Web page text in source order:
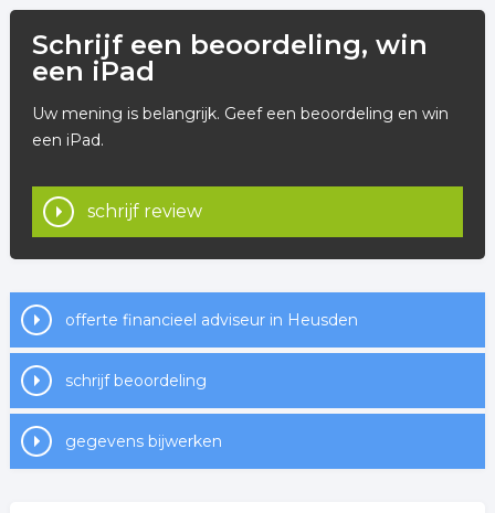
Schrijf een beoordeling, win
een iPad
Uw mening is belangrijk. Geef een beoordeling en win
een iPad.
schrijf review
offerte financieel adviseur in Heusden
schrijf beoordeling
gegevens bijwerken